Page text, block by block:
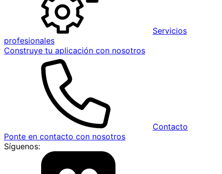
Servicios
profesionales
Construye tu aplicación con nosotros
Contacto
Ponte en contacto con nosotros
Síguenos: